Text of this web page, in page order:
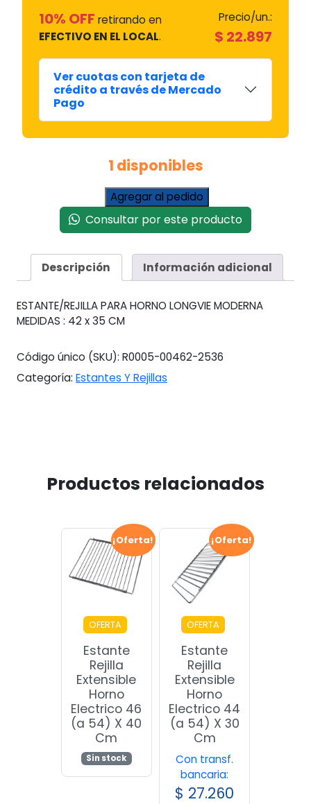
10% OFF retirando en
EFECTIVO EN EL LOCAL.
Precio/un.:
$ 22.897
Ver cuotas con tarjeta de
crédito a través de Mercado
Pago
1 disponibles
Estante
De
Horno
Moderna
42
35
cantidad
Agregar al pedido
Consultar por este producto
Descripción Información adicional
ESTANTE/REJILLA PARA HORNO LONGVIE MODERNA
MEDIDAS : 42 x 35 CM
Código único (SKU): R0005-00462-2536
Categoría: Estantes Y Rejillas
Productos relacionados
¡Oferta!
OFERTA
Estante
Rejilla
Extensible
Horno
Electrico 46
(a 54) X 40
Cm
Sin stock
¡Oferta!
OFERTA
Estante
Rejilla
Extensible
Horno
Electrico 44
(a 54) X 30
Cm
Con transf.
bancaria:
$ 27.260